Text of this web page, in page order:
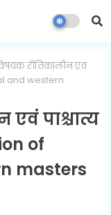
रीतिकालीन एवं
and western
पाश्चात्य
of
masters